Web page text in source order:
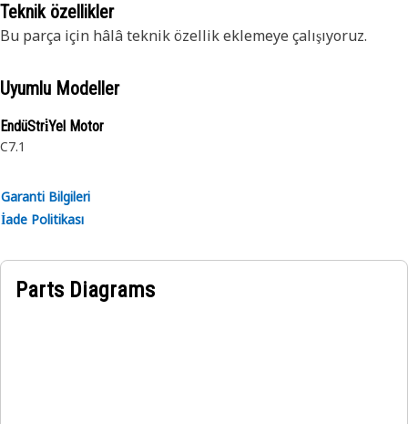
Teknik özellikler
Bu parça için hâlâ teknik özellik eklemeye çalışıyoruz.
Uyumlu Modeller
EndüStri̇Yel Motor
C7.1
Garanti Bilgileri
İade Politikası
Parts Diagrams